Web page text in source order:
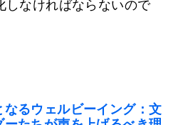
しなければならないので
るウェルビーイング：文